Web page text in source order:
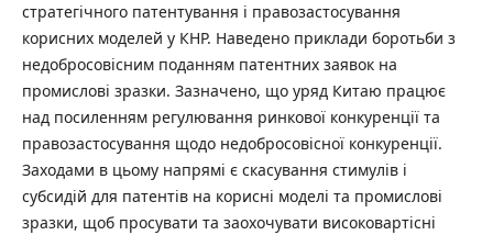
стратегічного патентування і правозастосування
корисних моделей у КНР. Наведено приклади боротьби з
недобросовісним поданням патентних заявок на
промислові зразки. Зазначено, що уряд Китаю працює
над посиленням регулювання ринкової конкуренції та
правозастосування щодо недобросовісної конкуренції.
Заходами в цьому напрямі є скасування стимулів і
субсидій для патентів на корисні моделі та промислові
зразки, щоб просувати та заохочувати високовартісні